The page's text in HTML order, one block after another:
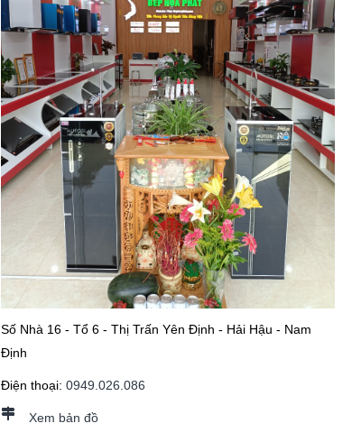
Số Nhà 16 - Tổ 6 - Thị Trấn Yên Định - Hải Hậu - Nam
Định
Điện thoại: 0949.026.086
Xem bản đồ